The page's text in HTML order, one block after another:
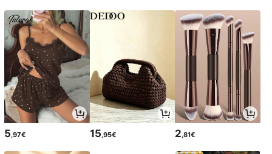
5 ,97€ 15 ,95€ 2 ,81€